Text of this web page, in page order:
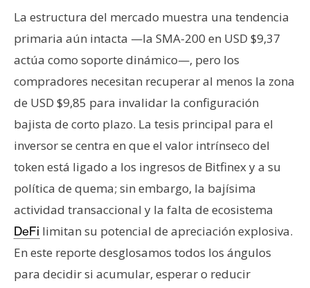
a
c
t
o
P
u
b
l
c
i
d
a
La estructura del mercado muestra una tendencia
primaria aún intacta —la SMA-200 en USD $9,37
actúa como soporte dinámico—, pero los
compradores necesitan recuperar al menos la zona
de USD $9,85 para invalidar la configuración
bajista de corto plazo. La tesis principal para el
inversor se centra en que el valor intrínseco del
token está ligado a los ingresos de Bitfinex y a su
política de quema; sin embargo, la bajísima
actividad transaccional y la falta de ecosistema
DeFi limitan su potencial de apreciación explosiva.
En este reporte desglosamos todos los ángulos
para decidir si acumular, esperar o reducir